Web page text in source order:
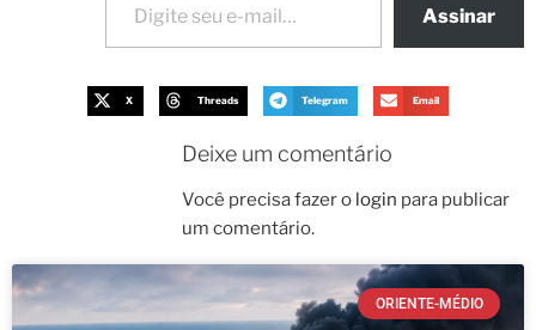
Assinar
X Threads Telegram Email
Deixe um comentário
Você precisa fazer o login para publicar
um comentário.
ORIENTE-MÉDIO